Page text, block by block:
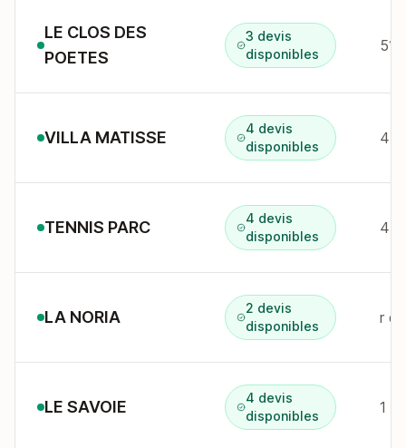
LE CLOS DES
POETES
3 devis
disponibles
VILLA MATISSE
4 devis
disponibles
4 r
TENNIS PARC
4 devis
disponibles
4
LA NORIA
2 devis
disponibles
r
LE SAVOIE
4 devis
disponibles
1 r